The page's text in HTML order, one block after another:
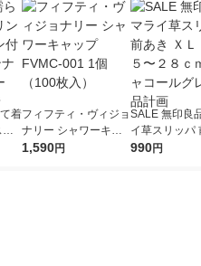
着
ト
イ
フィフティ・ヴィジョ
ナリー シャワーキャ
ップ FVMC-001 1個
1,590円
SALE 無印良
イ草スリッパ
ＸＬ ２６．５
990円